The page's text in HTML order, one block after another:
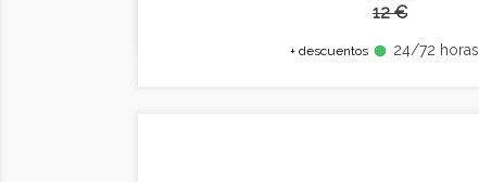
12 €
+ descuentos fiber_manual_record 24/72 horas